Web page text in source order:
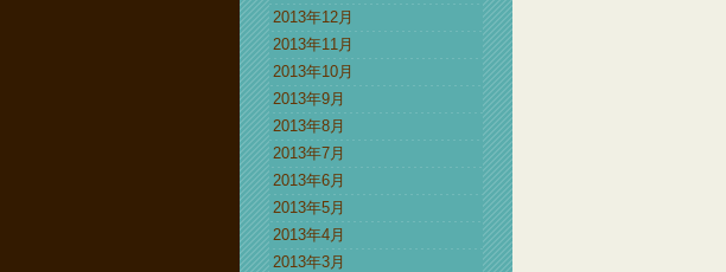
2013年12月
2013年11月
2013年10月
2013年9月
2013年8月
2013年7月
2013年6月
2013年5月
2013年4月
2013年3月